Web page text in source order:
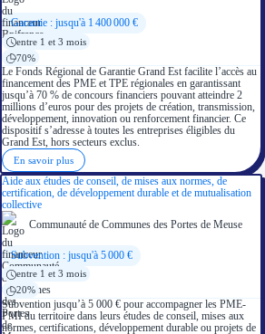
Garantie : jusqu'à 1 400 000 €
entre 1 et 3 mois
70%
Le Fonds Régional de Garantie Grand Est facilite l’accès au
financement des PME et TPE régionales en garantissant
jusqu’à 70 % de concours financiers pouvant atteindre 2
millions d’euros pour des projets de création, transmission,
développement, innovation ou renforcement financier. Ce
dispositif s’adresse à toutes les entreprises éligibles du
Grand Est, hors secteurs exclus.
En savoir plus
Aide aux études de conseil, de mises aux normes, de
certification, de développement durable et de mutualisation
collective
Communauté de Communes des Portes de Meuse
Subvention : jusqu'à 5 000 €
entre 1 et 3 mois
20%
Subvention jusqu’à 5 000 € pour accompagner les PME-
PMI du territoire dans leurs études de conseil, mises aux
normes, certifications, développement durable ou projets de